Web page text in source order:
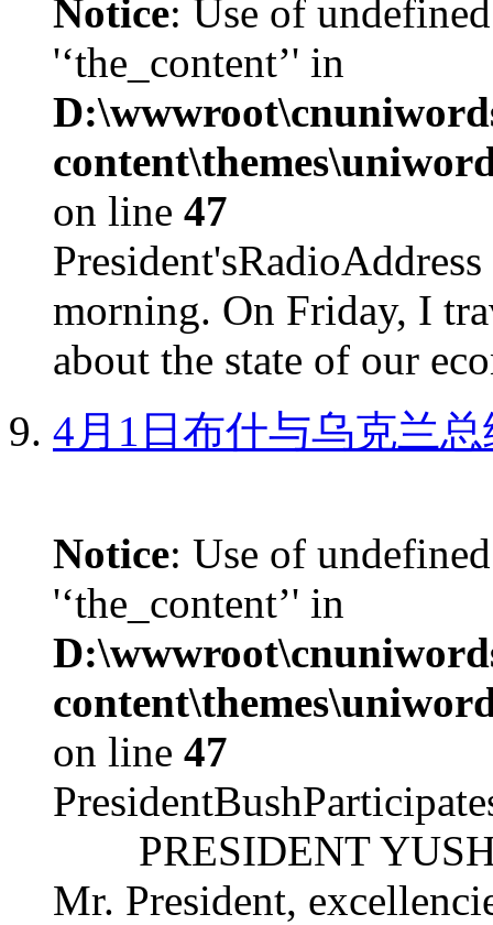
Notice: Use of
'‘the_content’' in
on line 47
morning. On Friday, I
about the state of our
4月1日布什与乌克兰
Notice: Use of
'‘the_content’' in
on line 47
PRESIDENT
Mr. President,